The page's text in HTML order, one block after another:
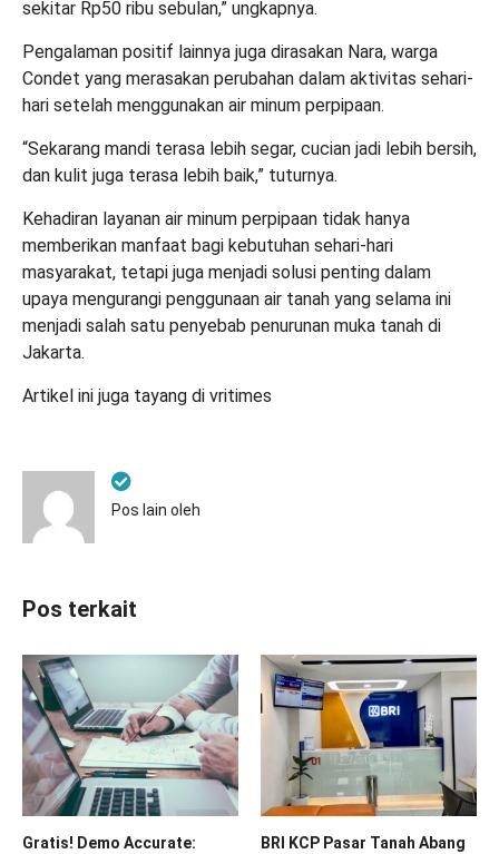
sekitar Rp50 ribu sebulan,” ungkapnya.
Pengalaman positif lainnya juga dirasakan Nara, warga
Condet yang merasakan perubahan dalam aktivitas sehari-
hari setelah menggunakan air minum perpipaan.
“Sekarang mandi terasa lebih segar, cucian jadi lebih bersih,
dan kulit juga terasa lebih baik,” tuturnya.
Kehadiran layanan air minum perpipaan tidak hanya
memberikan manfaat bagi kebutuhan sehari-hari
masyarakat, tetapi juga menjadi solusi penting dalam
upaya mengurangi penggunaan air tanah yang selama ini
menjadi salah satu penyebab penurunan muka tanah di
Jakarta.
Artikel ini juga tayang di vritimes
Pos lain oleh
Pos terkait
Gratis! Demo Accurate:
BRI KCP Pasar Tanah Abang